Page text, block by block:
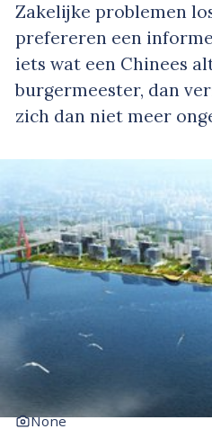
Zakelijke problemen
prefereren een
iets wat een Chinees
burgermeester, dan
zich dan niet meer
None